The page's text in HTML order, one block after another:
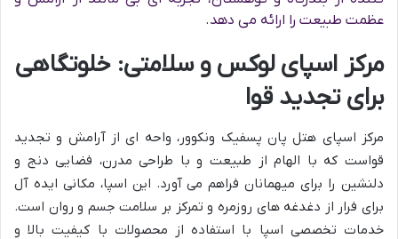
عظمت طبیعت را ارائه می دهد.
مرکز اسپای لوکس و سلامتی: خلوتگاهی
برای تجدید قوا
مرکز اسپای هتل پان پسفیک ونکوور، واحه ای از آرامش و تجدید
قواست که با الهام از طبیعت و با طراحی مدرن، فضایی دنج و
دلنشین را برای میهمانان فراهم می آورد. این اسپا، مکانی ایده آل
برای فرار از دغدغه های روزمره و تمرکز بر سلامت جسم و روان است.
خدمات تخصصی اسپا با استفاده از محصولات با کیفیت بالا و